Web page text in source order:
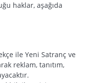
haklar, aşağıda
ile Yeni Satranç ve
reklam, tanıtım,